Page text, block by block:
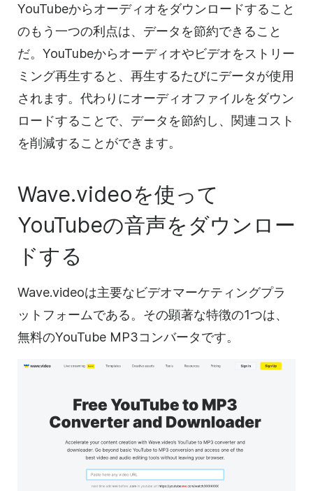
YouTubeからオーディオをダウンロードすること
のもう一つの利点は、データを節約できること
だ。YouTubeからオーディオやビデオをストリー
ミング再生すると、再生するたびにデータが使用
されます。代わりにオーディオファイルをダウン
ロードすることで、データを節約し、関連コスト
を削減することができます。
Wave.videoを使って
YouTubeの音声をダウンロー
ドする
Wave.videoは主要なビデオマーケティングプラ
ットフォームである。その顕著な特徴の1つは、
無料のYouTube MP3コンバータです。